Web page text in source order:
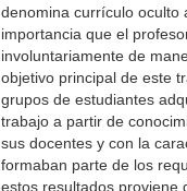
denomina currículo oculto
importancia que el
involuntariamente de
objetivo principal de este
grupos de estudiantes
trabajo a partir de
sus docentes y con la
formaban parte de los
estos resultados proviene